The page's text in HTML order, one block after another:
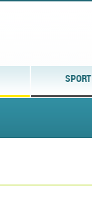
SPORT